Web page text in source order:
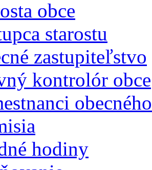
obce
starostu
zastupiteľstvo
kontrolór obce
hodiny